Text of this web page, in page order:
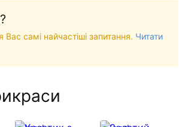
Вас самі найчастіші запитання. Читати